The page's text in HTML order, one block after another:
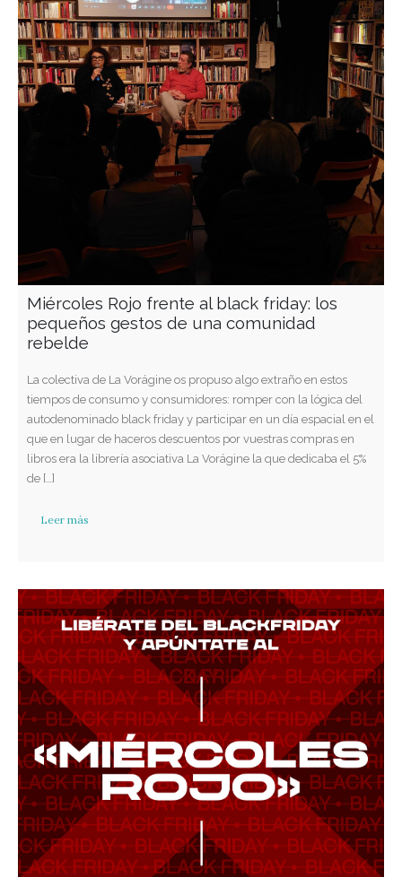
Miércoles Rojo frente al black friday: los
pequeños gestos de una comunidad
rebelde
La colectiva de La Vorágine os propuso algo extraño en estos
tiempos de consumo y consumidores: romper con la lógica del
autodenominado black friday y participar en un día espacial en el
que en lugar de haceros descuentos por vuestras compras en
libros era la librería asociativa La Vorágine la que dedicaba el 5%
de […]
Leer más